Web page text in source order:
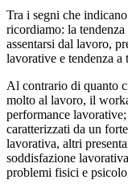
Tra i segni che
ricordiamo: la
assentarsi dal lavoro,
lavorative e tendenza
Al contrario di quanto
molto al lavoro, il
performance
caratterizzati da un
lavorativa, altri
soddisfazione
problemi fisici e